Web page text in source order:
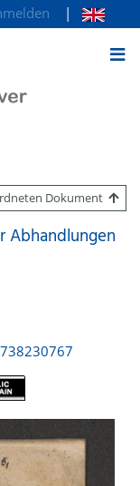
Dokument
Abhandlungen